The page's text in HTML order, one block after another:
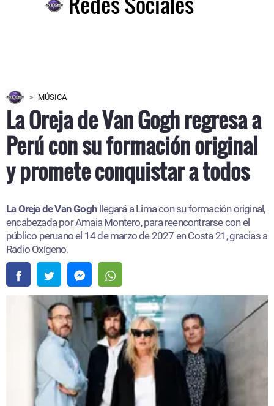
MÚSICA
La Oreja de Van Gogh regresa a
Perú con su formación original
y promete conquistar a todos
La Oreja de Van Gogh llegará a Lima con su formación original,
encabezada por Amaia Montero, para reencontrarse con el
público peruano el 14 de marzo de 2027 en Costa 21, gracias a
Radio Oxígeno.